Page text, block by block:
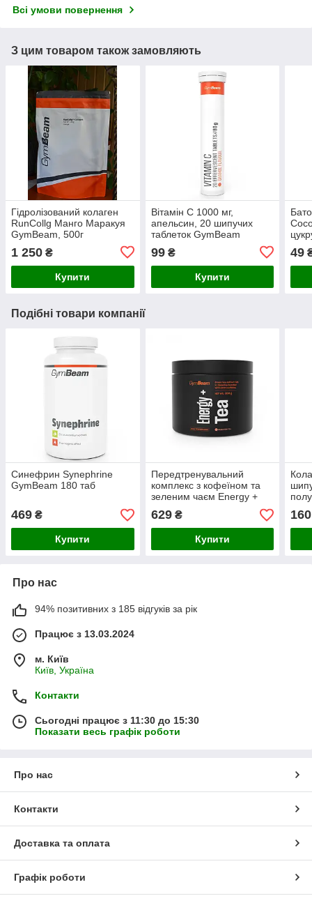
Всі умови повернення
З цим товаром також замовляють
Гідролізований колаген
RunCollg Манго Маракуя
GymBeam, 500г
1 250 ₴
Купити
Вітамін С 1000 мг,
апельсин, 20 шипучих
таблеток GymBeam
99₴
Купити
49
Подібні товари компанії
Синефрин Synephrine
GymBeam 180 таб
469 ₴
Купити
Передтренувальний
комплекс з кофеїном та
зеленим чаєм Energy +
Tea GymBeam 200г
Холодний Персиковий Чай
629₴
Купити
шт
160
Про нас
94% позитивних з 185 відгуків за рік
Працює з 13.03.2024
м. Київ
Київ, Україна
Контакти
Сьогодні працює з 11:30 до 15:30
Показати весь графік роботи
Про нас
Контакти
Доставка та оплата
Графік роботи